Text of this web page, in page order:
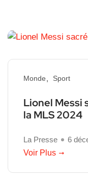
Monde Sport
Lionel Messi
la MLS 2024
La Presse
6
Voir Plus